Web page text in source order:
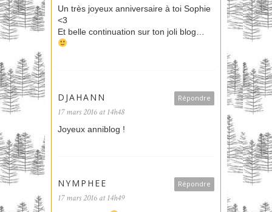
Un très joyeux anniversaire à toi Sophie
<3
Et belle continuation sur ton joli blog…
Répondre
DJAHANN
17 mars 2016 at 14h48
Joyeux anniblog !
Répondre
NYMPHEE
17 mars 2016 at 14h49